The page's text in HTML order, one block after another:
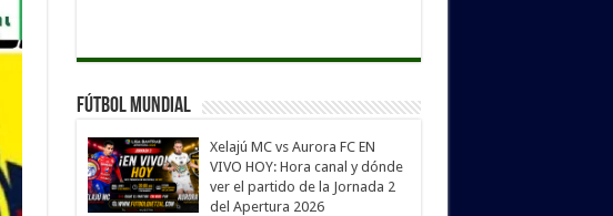
Fútbol Mundial
Xelajú MC vs Aurora FC EN
VIVO HOY: Hora canal y dónde
ver el partido de la Jornada 2
del Apertura 2026